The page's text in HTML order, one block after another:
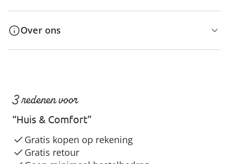
Over ons
3 redenen voor
“Huis & Comfort”
Gratis kopen op rekening
Gratis retour